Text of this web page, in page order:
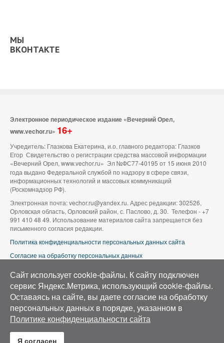
МЫ
ВКОНТАКТЕ
Электронное периодическое издание «Вечерний Орел,
www.vechor.ru» 16+
Учредитель: Глазкова Екатерина, и.о. главного редактора: Глазков
Егор Свидетельство о регистрации средства массовой информации
«Вечерний Орел, www.vechor.ru» Эл №ФС77-40195 от 15 июня 2010
года выдано Федеральной службой по надзору в сфере связи,
информационных технологий и массовых коммуникаций
(Роскомнадзор РФ).
Электронная почта: vechor.ru@yandex.ru. Адрес редакции: 302526,
Орловская область, Орловский район, с. Паслово, д. 30. Телефон - +7
991 410 48 49. Использование материалов сайта запрещается без
письменного согласия редакции.
Политика конфиденциальности персональных данных сайта
Согласие на обработку персональных данных
Аэросъемка в Орле»
Сайт использует cookie-файлы. К cайту подключен
сервис Яндекс.Метрика, использующий cookie-файлы.
Оставаясь на сайте, вы даете согласие на обработку
персональных данных в порядке, указанном в
Политике конфиденциальности сайта
Я согласен